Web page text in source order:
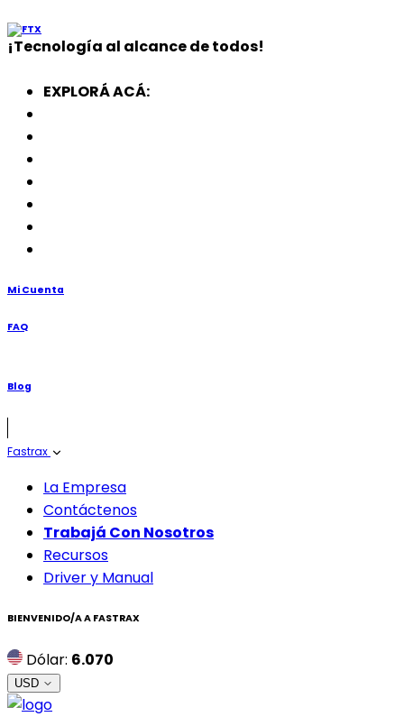
¡Tecnología al alcance de todos!
EXPLORÁ ACÁ:
Mi Cuenta
FAQ
Blog
Fastrax
La Empresa
Contáctenos
Trabajá Con Nosotros
Recursos
Driver y Manual
BIENVENIDO/A A FASTRAX
Dólar: 6.070
USD